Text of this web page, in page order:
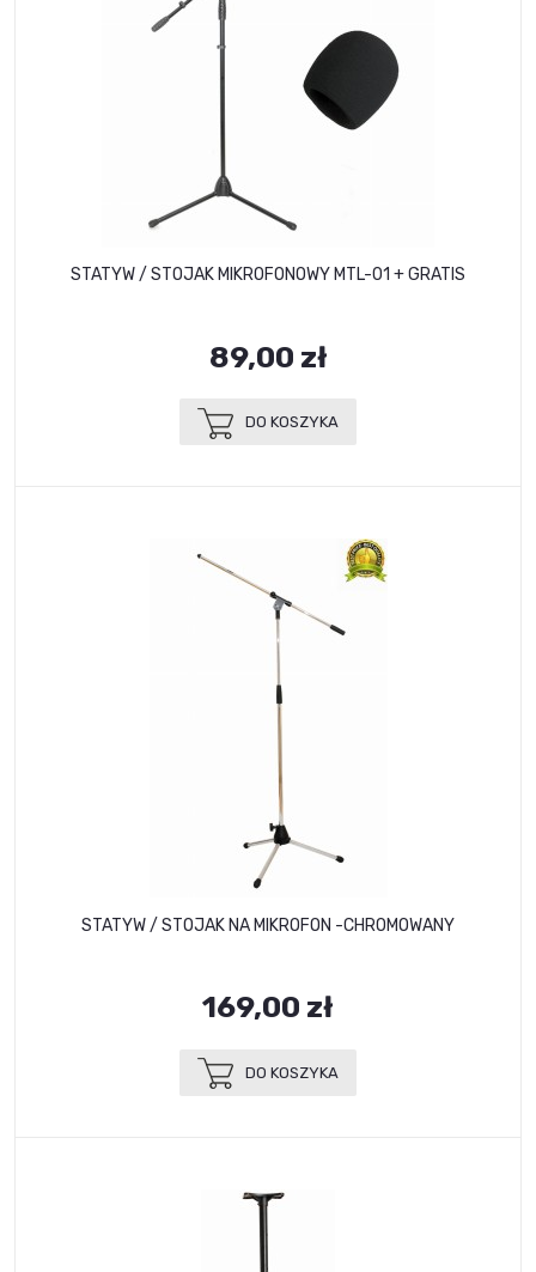
STATYW / STOJAK MIKROFONOWY MTL-01 + GRATIS
89,00 zł
DO KOSZYKA
STATYW / STOJAK NA MIKROFON -CHROMOWANY
169,00 zł
DO KOSZYKA